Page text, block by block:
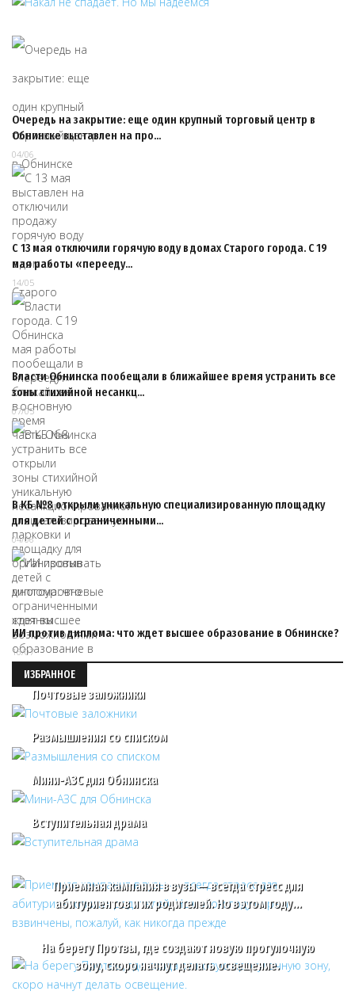
Очередь на закрытие: еще один крупный торговый центр в
Обнинске выставлен на про…
04/06
С 13 мая отключили горячую воду в домах Старого города. С 19
мая работы «перееду…
14/05
Власти Обнинска пообещали в ближайшее время устранить все
зоны стихийной несанкц…
07/05
В КБ №8 открыли уникальную специализированную площадку
для детей с ограниченными…
04/06
ИИ против диплома: что ждет высшее образование в Обнинске?
16/07
ИЗБРАННОЕ
Почтовые заложники
Размышления со списком
Мини-АЗС для Обнинска
Вступительная драма
Приемная кампания в вузы — всегда стресс для
абитуриентов и их родителей. Но в этом году…
На берегу Протвы, где создают новую прогулочную
зону, скоро начнут делать освещение.